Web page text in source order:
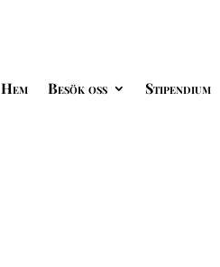
Hem Besök oss Stipendium